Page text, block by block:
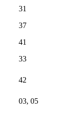
31
37
41
33
42
03, 05